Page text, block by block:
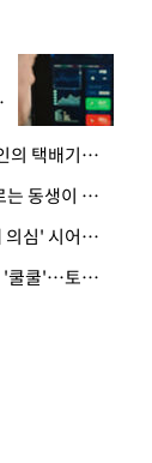
· 엘베 문 열리자 지팡이 '퍽'…노인의 택배기사 폭행 이유
· "20년 병수발했는데 얼굴도 모르는 동생이 유산 절반을"…배다른 형제 상속권 있을까
· 냄비 태우고 욕실 물바다…'치매 의심' 시어머니 검사 권유했다가 '날벼락'
· 새벽 식당 몰래 들어와 테이블서 '쿨쿨'…토사물 남기고 사라진 남성